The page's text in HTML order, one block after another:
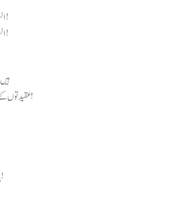
السلام السلام السلام، یا حسین!
السلام السلام السلام، یا حسین!
عقیدتوں کے ترانے تمہارے نام حسین!
یا حسین، تمہیں سلام حسین!